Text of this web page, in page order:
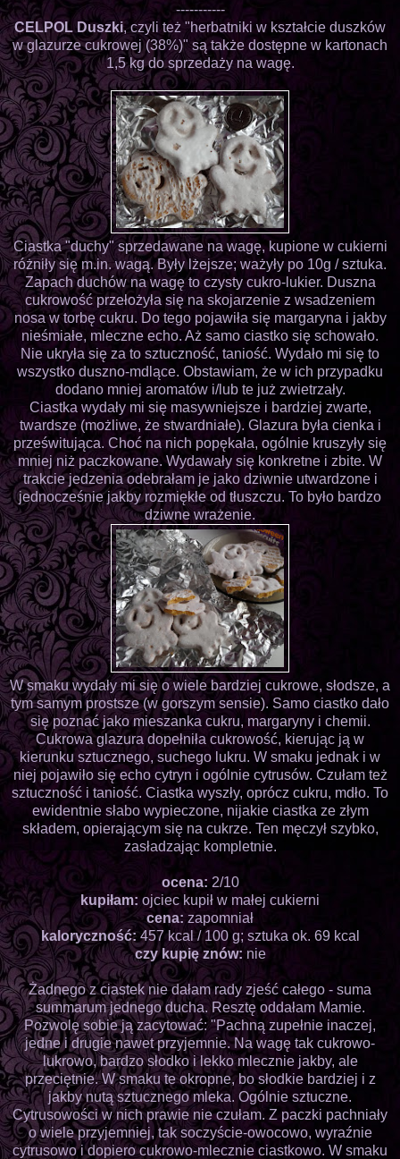
-----------
CELPOL Duszki, czyli też "herbatniki w kształcie duszków
w glazurze cukrowej (38%)" są także dostępne w kartonach
1,5 kg do sprzedaży na wagę.
Ciastka "duchy" sprzedawane na wagę, kupione w cukierni
różniły się m.in. wagą. Były lżejsze; ważyły po 10g / sztuka.
Zapach duchów na wagę to czysty cukro-lukier. Duszna
cukrowość przełożyła się na skojarzenie z wsadzeniem
nosa w torbę cukru. Do tego pojawiła się margaryna i jakby
nieśmiałe, mleczne echo. Aż samo ciastko się schowało.
Nie ukryła się za to sztuczność, taniość. Wydało mi się to
wszystko duszno-mdlące. Obstawiam, że w ich przypadku
dodano mniej aromatów i/lub te już zwietrzały.
Ciastka wydały mi się masywniejsze i bardziej zwarte,
twardsze (możliwe, że stwardniałe). Glazura była cienka i
prześwitująca. Choć na nich popękała, ogólnie kruszyły się
mniej niż paczkowane. Wydawały się konkretne i zbite. W
trakcie jedzenia odebrałam je jako dziwnie utwardzone i
jednocześnie jakby rozmiękłe od tłuszczu. To było bardzo
dziwne wrażenie.
W smaku wydały mi się o wiele bardziej cukrowe, słodsze, a
tym samym prostsze (w gorszym sensie). Samo ciastko dało
się poznać jako mieszanka cukru, margaryny i chemii.
Cukrowa glazura dopełniła cukrowość, kierując ją w
kierunku sztucznego, suchego lukru. W smaku jednak i w
niej pojawiło się echo cytryn i ogólnie cytrusów. Czułam też
sztuczność i taniość. Ciastka wyszły, oprócz cukru, mdło. To
ewidentnie słabo wypieczone, nijakie ciastka ze złym
składem, opierającym się na cukrze. Ten męczył szybko,
zasładzając kompletnie.
ocena: 2/10
kupiłam:ojciec kupił w małej cukierni
cena: zapomniał
kaloryczność: 457 kcal / 100 g; sztuka ok. 69 kcal
czy kupię znów: nie
Żadnego z ciastek nie dałam rady zjeść całego - suma
summarum jednego ducha. Resztę oddałam Mamie.
Pozwolę sobie ją zacytować: "Pachną zupełnie inaczej,
jedne i drugie nawet przyjemnie. Na wagę tak cukrowo-
lukrowo, bardzo słodko i lekko mlecznie jakby, ale
przeciętnie. W smaku te okropne, bo słodkie bardziej i z
jakby nutą sztucznego mleka. Ogólnie sztuczne.
Cytrusowości w nich prawie nie czułam. Z paczki pachniały
o wiele przyjemniej, tak soczyście-owocowo, wyraźnie
cytrusowo i dopiero cukrowo-mlecznie ciastkowo. W smaku